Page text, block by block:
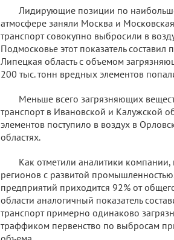
Лидирующие позиции по
атмосфере заняли Москва и
транспорт совокупно выбросили в
Подмосковье этот показатель
Липецкая область с объемом
200 тыс. тонн вредных элементов
Меньше всего загрязняющих
транспорт в Ивановской и Калужской
элементов поступило в воздух в
областях.
Как отметили аналитики
регионов с развитой
предприятий приходится 92% от
области аналогичный показатель
транспорт примерно одинаково
траффиком первенство по выбросам